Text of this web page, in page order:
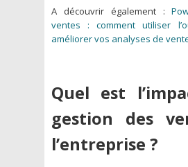
A découvrir également :
ventes : comment utiliser
améliorer vos analyses de
Quel est
gestion des
l’entreprise ?